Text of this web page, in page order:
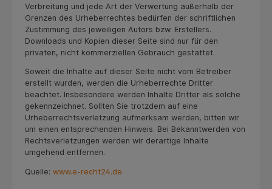
Verbreitung und jede Art der Verwertung außerhalb der
Grenzen des Urheberrechtes bedürfen der schriftlichen
Zustimmung des jeweiligen Autors bzw. Erstellers.
Downloads und Kopien dieser Seite sind nur für den
privaten, nicht kommerziellen Gebrauch gestattet.
Soweit die Inhalte auf dieser Seite nicht vom Betreiber
erstellt wurden, werden die Urheberrechte Dritter
beachtet. Insbesondere werden Inhalte Dritter als solche
gekennzeichnet. Sollten Sie trotzdem auf eine
Urheberrechtsverletzung aufmerksam werden, bitten wir
um einen entsprechenden Hinweis. Bei Bekanntwerden von
Rechtsverletzungen werden wir derartige Inhalte
umgehend entfernen.
Quelle: www.e-recht24.de